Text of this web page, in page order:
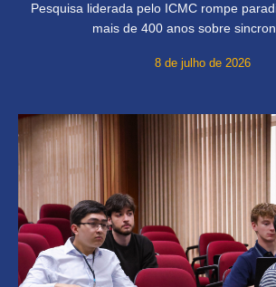
Pesquisa liderada pelo ICMC rompe
mais de 400 anos sobre
8 de julho de 2026